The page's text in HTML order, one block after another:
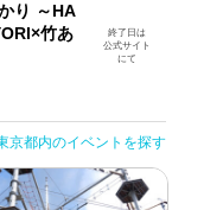
り ～HA
竹あ
終了日は
公式サイト
にて
京都内のイベントを探す